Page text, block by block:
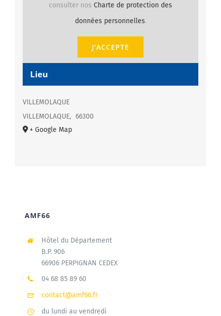
Lieu
VILLEMOLAQUE
VILLEMOLAQUE, 66300
+ Google Map
consulter nos Charte de protection des
données personnelles.
J'ACCEPTE
AMF66
Hôtel du Département
B.P. 906
66906 PERPIGNAN CEDEX
04 68 85 89 60
contact@amf66.fr
du lundi au vendredi